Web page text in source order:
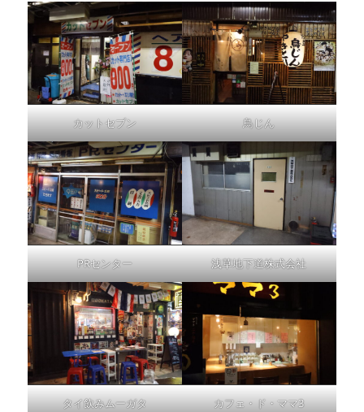
カットセブン 鳥じん
PRセンター 浅草地下道株式会社
タイ飲みムーガタ カフェ・ド・ママ3